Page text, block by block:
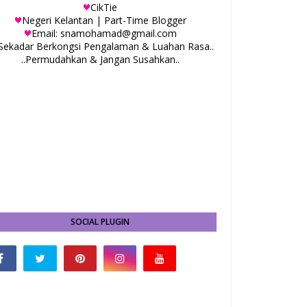
CikTie
Negeri Kelantan | Part-Time Blogger
Email: snamohamad@gmail.com
Berkongsi Pengalaman & Luahan Rasa..
..Permudahkan & Jangan Susahkan..
SOCIAL PLUGIN